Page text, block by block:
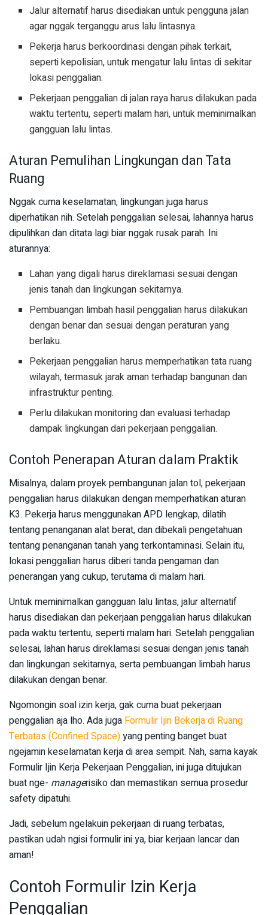
Jalur alternatif harus disediakan untuk pengguna jalan
agar nggak terganggu arus lalu lintasnya.
Pekerja harus berkoordinasi dengan pihak terkait,
seperti kepolisian, untuk mengatur lalu lintas di sekitar
lokasi penggalian.
Pekerjaan penggalian di jalan raya harus dilakukan pada
waktu tertentu, seperti malam hari, untuk meminimalkan
gangguan lalu lintas.
Aturan Pemulihan Lingkungan dan Tata
Ruang
Nggak cuma keselamatan, lingkungan juga harus
diperhatikan nih. Setelah penggalian selesai, lahannya harus
dipulihkan dan ditata lagi biar nggak rusak parah. Ini
aturannya:
Lahan yang digali harus direklamasi sesuai dengan
jenis tanah dan lingkungan sekitarnya.
Pembuangan limbah hasil penggalian harus dilakukan
dengan benar dan sesuai dengan peraturan yang
berlaku.
Pekerjaan penggalian harus memperhatikan tata ruang
wilayah, termasuk jarak aman terhadap bangunan dan
infrastruktur penting.
Perlu dilakukan monitoring dan evaluasi terhadap
dampak lingkungan dari pekerjaan penggalian.
Contoh Penerapan Aturan dalam Praktik
Misalnya, dalam proyek pembangunan jalan tol, pekerjaan
penggalian harus dilakukan dengan memperhatikan aturan
K3. Pekerja harus menggunakan APD lengkap, dilatih
tentang penanganan alat berat, dan dibekali pengetahuan
tentang penanganan tanah yang terkontaminasi. Selain itu,
lokasi penggalian harus diberi tanda pengaman dan
penerangan yang cukup, terutama di malam hari.
Untuk meminimalkan gangguan lalu lintas, jalur alternatif
harus disediakan dan pekerjaan penggalian harus dilakukan
pada waktu tertentu, seperti malam hari. Setelah penggalian
selesai, lahan harus direklamasi sesuai dengan jenis tanah
dan lingkungan sekitarnya, serta pembuangan limbah harus
dilakukan dengan benar.
Ngomongin soal izin kerja, gak cuma buat pekerjaan
penggalian aja lho. Ada juga Formulir Ijin Bekerja di Ruang
Terbatas (Confined Space)yang penting banget buat
ngejamin keselamatan kerja di area sempit. Nah, sama kayak
Formulir Ijin Kerja Pekerjaan Penggalian, ini juga ditujukan
buat nge- managerisiko dan memastikan semua prosedur
safety dipatuhi.
Jadi, sebelum ngelakuin pekerjaan di ruang terbatas,
pastikan udah ngisi formulir ini ya, biar kerjaan lancar dan
aman!
Contoh Formulir Izin Kerja
Penggalian